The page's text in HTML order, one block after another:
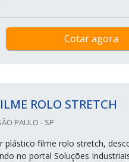
Cotar agora
ROLO STRETCH
PAULO - SP
plástico filme rolo stretch,
no portal Soluções